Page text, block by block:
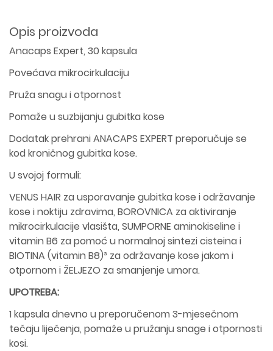
Opis proizvoda
Anacaps Expert, 30 kapsula
Povećava mikrocirkulaciju
Pruža snagu i otpornost
Pomaže u suzbijanju gubitka kose
Dodatak prehrani ANACAPS EXPERT preporučuje se
kod kroničnog gubitka kose.
U svojoj formuli:
VENUS HAIR za usporavanje gubitka kose i održavanje
kose i noktiju zdravima, BOROVNICA za aktiviranje
mikrocirkulacije vlasišta, SUMPORNE aminokiseline i
vitamin B6 za pomoć u normalnoj sintezi cisteina i
BIOTINA (vitamin B8)³ za održavanje kose jakom i
otpornom i ŽELJEZO za smanjenje umora.
UPOTREBA:
1 kapsula dnevno u preporučenom 3-mjesečnom
tečaju liječenja, pomaže u pružanju snage i otpornosti
kosi.